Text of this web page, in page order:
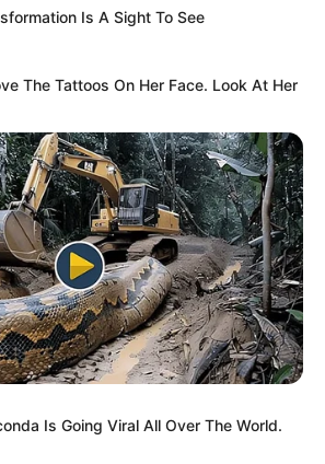
Is A Sight To See
The Tattoos On Her Face. Look At Her
Is Going Viral All Over The World.